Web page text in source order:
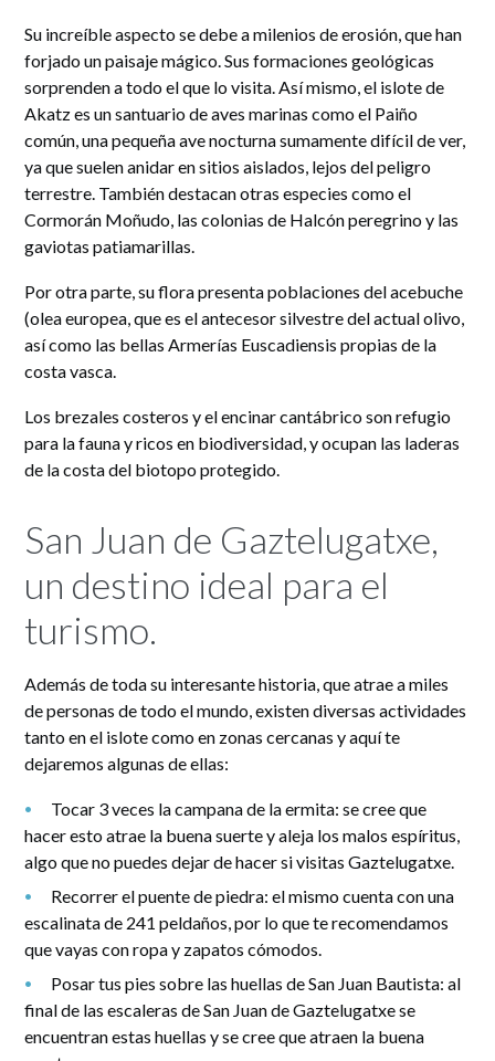
Su increíble aspecto se debe a milenios de erosión, que han
forjado un paisaje mágico. Sus formaciones geológicas
sorprenden a todo el que lo visita. Así mismo, el islote de
Akatz es un santuario de aves marinas como el Paiño
común, una pequeña ave nocturna sumamente difícil de ver,
ya que suelen anidar en sitios aislados, lejos del peligro
terrestre. También destacan otras especies como el
Cormorán Moñudo, las colonias de Halcón peregrino y las
gaviotas patiamarillas.
Por otra parte, su flora presenta poblaciones del acebuche
(olea europea, que es el antecesor silvestre del actual olivo,
así como las bellas Armerías Euscadiensis propias de la
costa vasca.
Los brezales costeros y el encinar cantábrico son refugio
para la fauna y ricos en biodiversidad, y ocupan las laderas
de la costa del biotopo protegido.
San Juan de Gaztelugatxe,
un destino ideal para el
turismo.
Además de toda su interesante historia, que atrae a miles
de personas de todo el mundo, existen diversas actividades
tanto en el islote como en zonas cercanas y aquí te
dejaremos algunas de ellas:
Tocar 3 veces la campana de la ermita: se cree que
hacer esto atrae la buena suerte y aleja los malos espíritus,
algo que no puedes dejar de hacer si visitas Gaztelugatxe.
Recorrer el puente de piedra: el mismo cuenta con una
escalinata de 241 peldaños, por lo que te recomendamos
que vayas con ropa y zapatos cómodos.
Posar tus pies sobre las huellas de San Juan Bautista: al
final de las escaleras de San Juan de Gaztelugatxe se
encuentran estas huellas y se cree que atraen la buena